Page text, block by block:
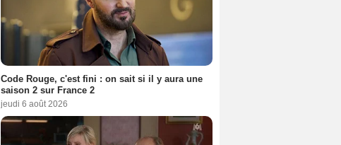
Code Rouge, c'est fini : on sait si il y aura une
saison 2 sur France 2
jeudi 6 août 2026